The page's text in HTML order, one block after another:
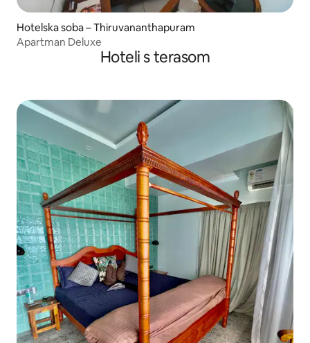
Hotelska soba – Thiruvananthapuram
Apartman Deluxe
Hoteli s terasom